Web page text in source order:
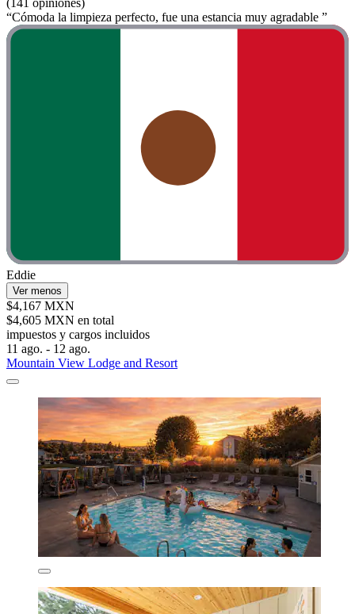
(141 opiniones)
“Cómoda la limpieza perfecto, fue una estancia muy agradable ”
Eddie
Ver menos
$4,167 MXN
$4,605 MXN en total
impuestos y cargos incluidos
11 ago. - 12 ago.
Mountain View Lodge and Resort